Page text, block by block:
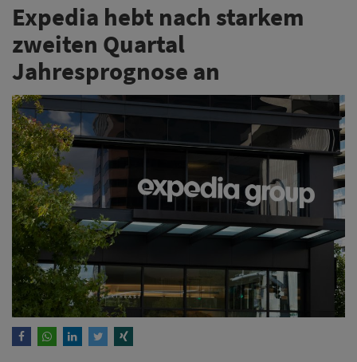
Expedia hebt nach starkem
zweiten Quartal
Jahresprognose an